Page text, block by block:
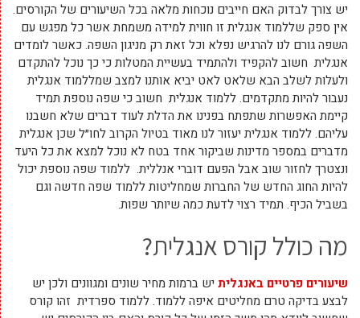
יש צורך לבדוק האם חייבים נוכחות מלאה בכל השיעורים של הקורסים.
אין ספק שללמוד אנגלית זו חווית למידה משמחת אשר כל מפגש עם
השפה גורם לנו להרגיש נפלא וכל זאת רק מניגון השפה. כאשר לומדים
אנגלית חשוב להקפיד ולהתמיד בעשיית המטלות כי כך נוכל להתקדם
ולעלות לשלב הבא שלאט לאט יביא אותנו למצב שמללמוד אנגלית
נעבור להיות מתקדמים. ללמוד אנגלית חשוב כי שפה נוספת תמיד
קיימת האפשרות שתפתח בפנינו את הדלת לעוד דברים שלא חשבנו
עליהם. ללמוד אנגלית יעזור לנו מאוד בטיול הקרוב לחו״ל שכן אנגלית
מדברים במספר מדינות שביקור אחד בטח לא נוכל למצא את כל היעד
ונצטרך לחזור שוב אבל הפעם דוברי אנללית. ללמוד שפה נוספת יכול
להיות החוג החדש של החברות שמחליטות ללמוד שפה חדשה וגם
בשביל הכיף. תמיד רצוי לדעת כמה שיותר שפות.
מה כולל קורס אנגלית?
שיעורים פרטיים באנגלית יש ברמות מחיר שונים ומגוונים ולכן יש
לבצע בדיקה טרם מחליטים איפה ללמוד. ללמוד ספרדית זהו קורס